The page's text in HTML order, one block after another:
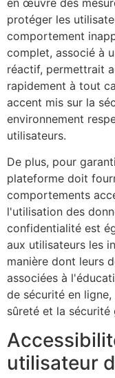
protéger les
comportement
complet, associé à
réactif, permettrait
rapidement à tout
accent mis sur la
environnement
utilisateurs.
De plus, pour
plateforme doit
comportements
l'utilisation des
confidentialité est
aux utilisateurs les
manière dont leurs
associées à
de sécurité en
sûreté et la
utilisateur